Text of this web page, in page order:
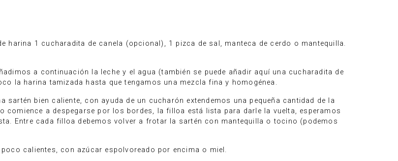
harina 1 cucharadita de canela (opcional), 1 pizca de sal, manteca de cerdo o mantequilla.
a continuación la leche y el agua (también se puede añadir aquí una cucharadita de
la harina tamizada hasta que tengamos una mezcla fina y homogénea.
sartén bien caliente, con ayuda de un cucharón extendemos una pequeña cantidad de la
comience a despegarse por los bordes, la filloa está lista para darle la vuelta, esperamos
Entre cada filloa debemos volver a frotar la sartén con mantequilla o tocino (podemos
calientes, con azúcar espolvoreado por encima o miel.